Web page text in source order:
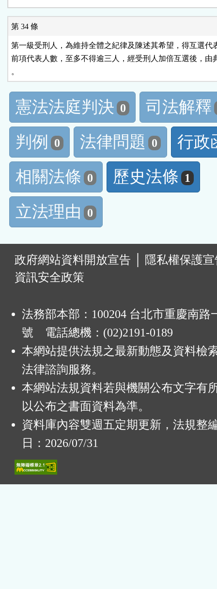
第 34 條
第一級受刑人，為維持全體之紀律及陳述其希望，得互選代
前項代表人數，至多不得逾三人，經受刑人加倍互選後，由
憲法法庭判決 0
司法解釋
判例
0 法律問題 0
行政
相關法條 0 歷史法條 1
立法理由 0
政府網站資料開放宣告
隱私權保護
資訊安全政策
法務部本部：100204 台北市重慶南路
號 電話總機：(02)2191-0189
本網站提供法規之最新動態及資料檢
法律諮詢服務。
本網站法規資料若與機關公布文字有
以公布之書面資料為準。
資料庫內容雙週五定期更新，法規整
日：2026/07/31